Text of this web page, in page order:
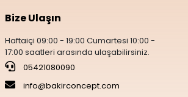
Bize Ulaşın
Haftaiçi 09:00 - 19:00 Cumartesi 10:00 -
17:00 saatleri arasında ulaşabilirsiniz.
05421080090
info@bakirconcept.com